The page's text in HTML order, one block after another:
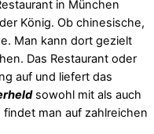
in München
König. Ob chinesische,
Man kann dort gezielt
Das Restaurant oder
auf und liefert das
sowohl mit als auch
man auf zahlreichen